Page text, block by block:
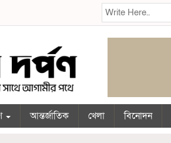
আন্তর্জাতিক খেলা বিনোদন